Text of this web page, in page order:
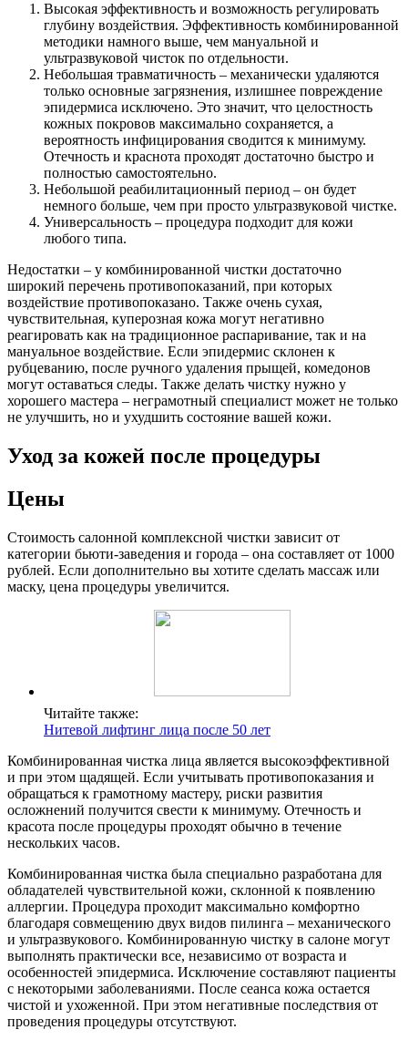
Высокая эффективность и возможность регулировать
глубину воздействия. Эффективность комбинированной
методики намного выше, чем мануальной и
ультразвуковой чисток по отдельности.
Небольшая травматичность – механически удаляются
только основные загрязнения, излишнее повреждение
эпидермиса исключено. Это значит, что целостность
кожных покровов максимально сохраняется, а
вероятность инфицирования сводится к минимуму.
Отечность и краснота проходят достаточно быстро и
полностью самостоятельно.
Небольшой реабилитационный период – он будет
немного больше, чем при просто ультразвуковой чистке.
Универсальность – процедура подходит для кожи
любого типа.
Недостатки – у комбинированной чистки достаточно
широкий перечень противопоказаний, при которых
воздействие противопоказано. Также очень сухая,
чувствительная, куперозная кожа могут негативно
реагировать как на традиционное распаривание, так и на
мануальное воздействие. Если эпидермис склонен к
рубцеванию, после ручного удаления прыщей, комедонов
могут оставаться следы. Также делать чистку нужно у
хорошего мастера – неграмотный специалист может не только
не улучшить, но и ухудшить состояние вашей кожи.
Уход за кожей после процедуры
Цены
Стоимость салонной комплексной чистки зависит от
категории бьюти-заведения и города – она составляет от 1000
рублей. Если дополнительно вы хотите сделать массаж или
маску, цена процедуры увеличится.
Читайте также:
Нитевой лифтинг лица после 50 лет
Комбинированная чистка лица является высокоэффективной
и при этом щадящей. Если учитывать противопоказания и
обращаться к грамотному мастеру, риски развития
осложнений получится свести к минимуму. Отечность и
красота после процедуры проходят обычно в течение
нескольких часов.
Комбинированная чистка была специально разработана для
обладателей чувствительной кожи, склонной к появлению
аллергии. Процедура проходит максимально комфортно
благодаря совмещению двух видов пилинга – механического
и ультразвукового. Комбинированную чистку в салоне могут
выполнять практически все, независимо от возраста и
особенностей эпидермиса. Исключение составляют пациенты
с некоторыми заболеваниями. После сеанса кожа остается
чистой и ухоженной. При этом негативные последствия от
проведения процедуры отсутствуют.